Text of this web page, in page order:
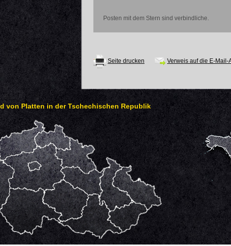
Posten mit dem Stern sind verbindliche.
Seite drucken Verweis auf die E-Mail-
von Platten in der Tschechischen Republik